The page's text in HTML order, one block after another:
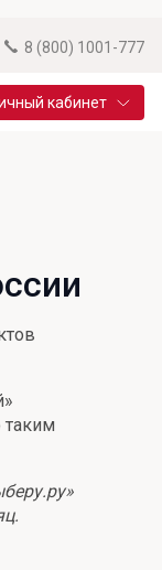
8 (800) 1001-777
кабинет
таким